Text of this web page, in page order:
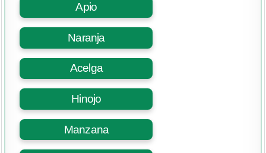
Apio
Naranja
Acelga
Hinojo
Manzana